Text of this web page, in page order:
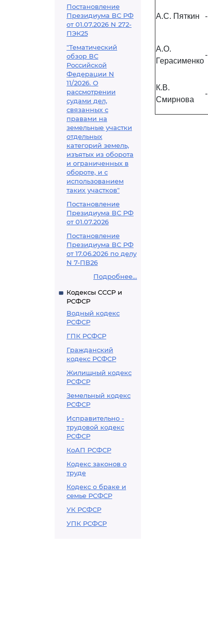
Постановление
Президиума ВС РФ
от 01.07.2026 N 272-
ПЭК25
"Тематический
обзор ВС
Российской
Федерации N
11/2026. О
рассмотрении
судами дел,
связанных с
правами на
земельные участки
отдельных
категорий земель,
изъятых из оборота
и ограниченных в
обороте, и с
использованием
таких участков"
Постановление
Президиума ВС РФ
от 01.07.2026
Постановление
Президиума ВС РФ
от 17.06.2026 по делу
N 7-ПВ26
Подробнее...
Кодексы СССР и
РСФСР
Водный кодекс
РСФСР
ГПК РСФСР
Гражданский
кодекс РСФСР
Жилищный кодекс
РСФСР
Земельный кодекс
РСФСР
Исправительно -
трудовой кодекс
РСФСР
КоАП РСФСР
Кодекс законов о
труде
Кодекс о браке и
семье РСФСР
УК РСФСР
УПК РСФСР
А.С. Пяткин -
А.О.
Герасименко
-
К.В.
Смирнова
-